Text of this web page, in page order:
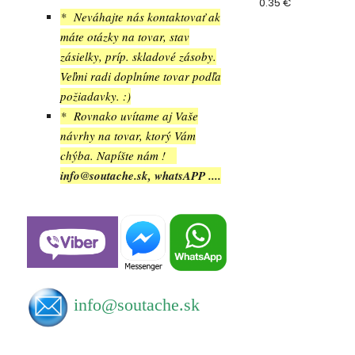
* Neváhajte nás kontaktovať ak
máte otázky na tovar, stav
zásielky, príp. skladové zásoby.
Veľmi radi doplníme tovar podľa
požiadavky. :)
* Rovnako uvítame aj Vaše
návrhy na tovar, ktorý Vám
chýba. Napíšte nám !
info@soutache.sk, whatsAPP ....
info@soutache.sk